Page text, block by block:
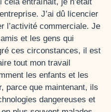
J’ai dû licencier
l’activité commerciale. Je
et les gens qui
ces circonstances, il est
tout mon travail
les enfants et les
parce que maintenant, ils
dangereuses et